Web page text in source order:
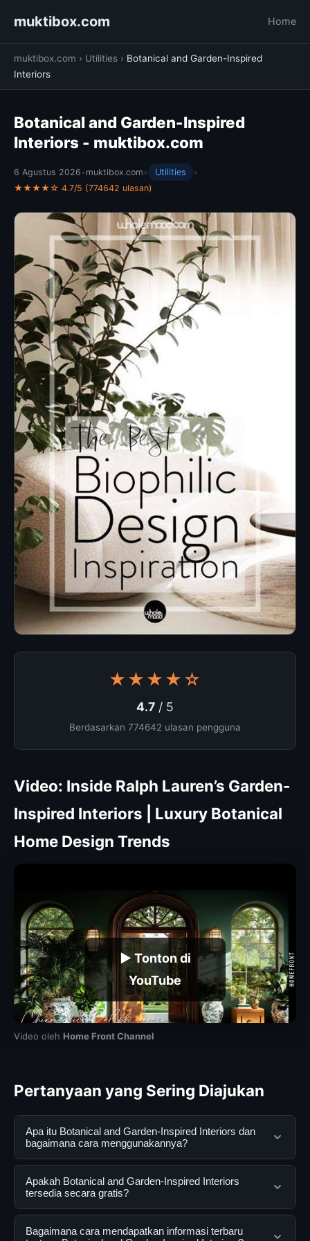
muktibox.com Home
muktibox.com › Utilities › Botanical and Garden-Inspired
Interiors
Botanical and Garden-Inspired
Interiors - muktibox.com
6 Agustus 2026 • muktibox.com • Utilities
•
★★★★☆ 4.7/5 (774642 ulasan)
★★★★☆
4.7 / 5
Berdasarkan 774642 ulasan pengguna
Video: Inside Ralph Lauren’s Garden-
Inspired Interiors | Luxury Botanical
Home Design Trends
▶ Tonton di
YouTube
Video oleh Home Front Channel
Pertanyaan yang Sering Diajukan
Apa itu Botanical and Garden-Inspired Interiors dan
bagaimana cara menggunakannya?
Botanical and Garden-Inspired Interiors adalah layanan
digital yang dirancang untuk membantu pengguna
mendapatkan informasi lengkap dan terpercaya. Anda
dapat menggunakannya dengan mengunjungi situs
Apakah Botanical and Garden-Inspired Interiors
tersedia secara gratis?
Ya, Botanical and Garden-Inspired Interiors dapat
Bagaimana cara mendapatkan informasi terbaru